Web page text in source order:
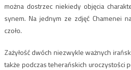
można dostrzec niekiedy objęcia
synem. Na jednym ze zdjęć Chamenei
czoło.
Zażyłość dwóch niezwykle ważnych
także podczas teherańskich uroczystości